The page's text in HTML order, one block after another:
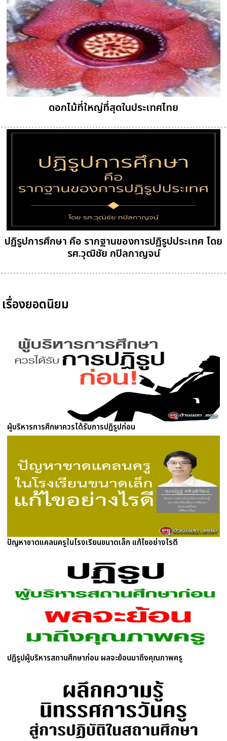
ดอกไม้ที่ใหญ่ที่สุดในประเทศไทย
ปฏิรูปการศึกษา คือ รากฐานของการปฏิรูปประเทศ โดย
รศ.วุฒิชัย กปิลกาญจน์
เรื่องยอดนิยม
ผู้บริหารการศึกษาควรได้รับการปฏิรูปก่อน
ปัญหาขาดแคลนครูในโรงเรียนขนาดเล็ก แก้ไขอย่างไรดี
ปฏิรูปผู้บริหารสถานศึกษาก่อน ผลจะย้อนมาถึงคุณภาพครู